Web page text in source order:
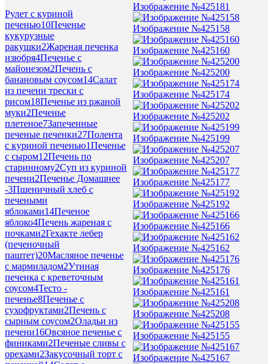
Рулет с куриной
печенью10Печенье
кукурузные
ракушки2Жареная печенка
изюбря4Печенье с
майонезом2Печень с
банановым соусом14Салат
из печени трески с
рисом18Печенье из ржаной
муки2Печенье
плетеное7Запеченные
печеные печенки27Полента
с куриной печенью1Печенье
с сыром12Печень по
старинному2Суп из куриной
печени2Печенье Домашнее
-3Пшеничный хлеб с
печеными
яблоками14Печеное
яблоко4Печень жареная с
почками2Гехакте лебер
(печеночный
паштет)20Масляное печенье
с мармиладом2Утиная
печенка с креветочным
соусом4Тесто -
печенье8Печенье с
сухофруктами2Печень с
сырным соусом2Оладьи из
печени16Овсяное печенье с
финиками2Печеные сливы с
орехами2Закусочный торт с
Изображение №425181
Изображение №425158
Изображение №425160
Изображение №425200
Изображение №425174
Изображение №425202
Изображение №425199
Изображение №425207
Изображение №425177
Изображение №425192
Изображение №425166
Изображение №425162
Изображение №425176
Изображение №425161
Изображение №425208
Изображение №425155
Изображение №425167